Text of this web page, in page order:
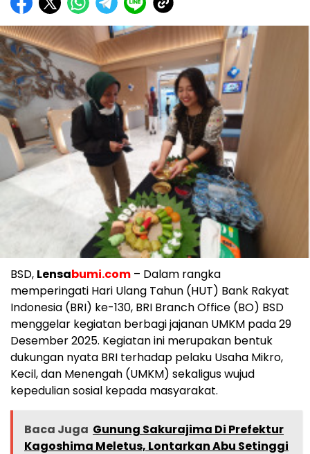
BSD, Lensabumi.com – Dalam rangka
memperingati Hari Ulang Tahun (HUT) Bank Rakyat
Indonesia (BRI) ke-130, BRI Branch Office (BO) BSD
menggelar kegiatan berbagi jajanan UMKM pada 29
Desember 2025. Kegiatan ini merupakan bentuk
dukungan nyata BRI terhadap pelaku Usaha Mikro,
Kecil, dan Menengah (UMKM) sekaligus wujud
kepedulian sosial kepada masyarakat.
Baca Juga Gunung Sakurajima Di Prefektur
Kagoshima Meletus, Lontarkan Abu Setinggi